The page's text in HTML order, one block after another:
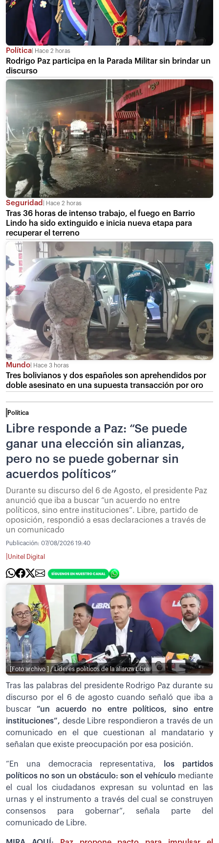
Política Hace 2 horas
Rodrigo Paz participa en la Parada Militar sin brindar un
discurso
Seguridad Hace 2 horas
Tras 36 horas de intenso trabajo, el fuego en Barrio
Lindo ha sido extinguido e inicia nueva etapa para
recuperar el terreno
Mundo Hace 3 horas
Tres bolivianos y dos españoles son aprehendidos por
doble asesinato en una supuesta transacción por oro
Política
Libre responde a Paz: “Se puede
ganar una elección sin alianzas,
pero no se puede gobernar sin
acuerdos políticos”
Durante su discurso del 6 de Agosto, el presidente Paz
anunció que iba a buscar “un acuerdo no entre
políticos, sino entre instituciones”. Libre, partido de
oposición, respondió a esas declaraciones a través de
un comunicado
Publicación: 07/08/2026 19:40
Unitel Digital
[Foto archivo ] / Lideres políticos de la alianza Libre
Tras las palabras del presidente Rodrigo Paz durante su
discurso por el 6 de agosto cuando señaló que iba a
buscar”un acuerdo no entre políticos, sino entre
instituciones”, desde Libre respondieron a través de un
comunicado en el que cuestionan al mandatario y
señalan que existe preocupación por esa posición.
“En una democracia representativa, los partidos
políticos no son un obstáculo: son el vehículo mediante
el cual los ciudadanos expresan su voluntad en las
urnas y el instrumento a través del cual se construyen
consensos para gobernar”, señala parte del
comunicado de Libre.